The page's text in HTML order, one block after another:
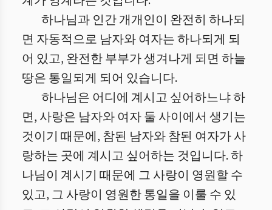
하나님과 인간 개개인이 완전히 하나되
면 자동적으로 남자와 여자는 하나되게 되
어 있고, 완전한 부부가 생겨나게 되면 하늘
땅은 통일되게 되어 있습니다.
하나님은 어디에 계시고 싶어하느냐 하
면, 사랑은 남자와 여자 둘 사이에서 생기는
것이기 때문에, 참된 남자와 참된 여자가 사
랑하는 곳에 계시고 싶어하는 것입니다. 하
나님이 계시기 때문에 그 사랑이 영원할 수
있고, 그 사랑이 영원한 통일을 이룰 수 있